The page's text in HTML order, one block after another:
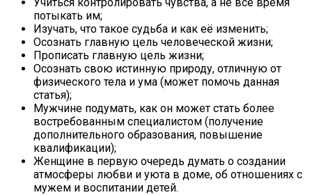
потыкать им;
Изучать, что такое судьба и как её изменить;
Осознать главную цель человеческой жизни;
Прописать главную цель жизни;
Осознать свою истинную природу, отличную от
физического тела и ума (может помочь данная
статья);
Мужчине подумать, как он может стать более
востребованным специалистом (получение
дополнительного образования, повышение
квалификации);
Женщине в первую очередь думать о создании
атмосферы любви и уюта в доме, об отношениях с
мужем и воспитании детей.